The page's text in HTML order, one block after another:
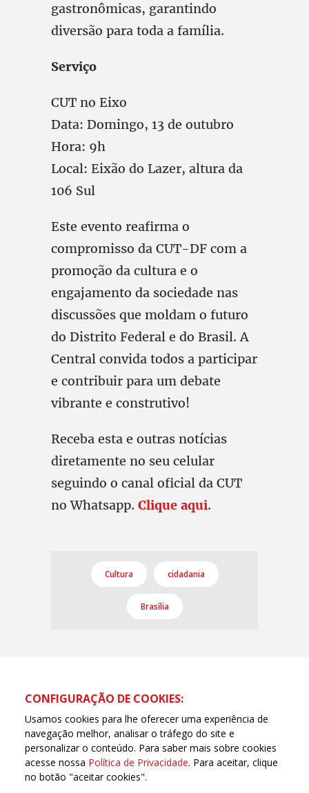
gastronômicas, garantindo
diversão para toda a família.
Serviço
CUT no Eixo
Data: Domingo, 13 de outubro
Hora: 9h
Local: Eixão do Lazer, altura da
106 Sul
Este evento reafirma o
compromisso da CUT-DF com a
promoção da cultura e o
engajamento da sociedade nas
discussões que moldam o futuro
do Distrito Federal e do Brasil. A
Central convida todos a participar
e contribuir para um debate
vibrante e construtivo!
Receba esta e outras notícias
diretamente no seu celular
seguindo o canal oficial da CUT
no Whatsapp. Clique aqui.
Cultura cidadania
Brasília
CONFIGURAÇÃO DE COOKIES:
Usamos cookies para lhe oferecer uma experiência de
navegação melhor, analisar o tráfego do site e
personalizar o conteúdo. Para saber mais sobre cookies
acesse nossa Política de Privacidade. Para aceitar, clique
no botão "aceitar cookies".